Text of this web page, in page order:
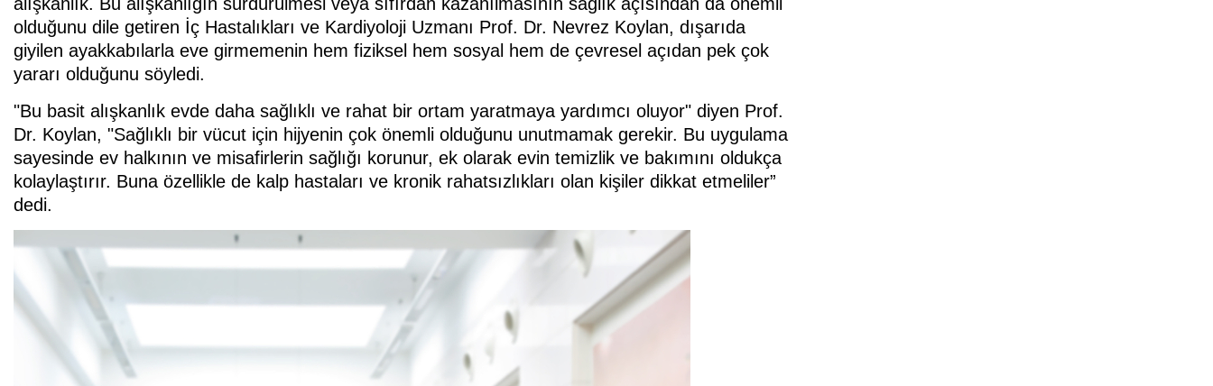
olduğunu dile getiren İç Hastalıkları ve Kardiyoloji Uzmanı Prof. Dr. Nevrez Koylan, dışarıda
giyilen ayakkabılarla eve girmemenin hem fiziksel hem sosyal hem de çevresel açıdan pek çok
yararı olduğunu söyledi.
"Bu basit alışkanlık evde daha sağlıklı ve rahat bir ortam yaratmaya yardımcı oluyor" diyen Prof.
Dr. Koylan, "Sağlıklı bir vücut için hijyenin çok önemli olduğunu unutmamak gerekir. Bu uygulama
sayesinde ev halkının ve misafirlerin sağlığı korunur, ek olarak evin temizlik ve bakımını oldukça
kolaylaştırır. Buna özellikle de kalp hastaları ve kronik rahatsızlıkları olan kişiler dikkat etmeliler”
dedi.